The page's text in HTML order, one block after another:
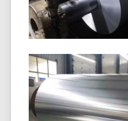
Aluminium Foil
Temukan aluminium foil
farmasi dengan kelembapan